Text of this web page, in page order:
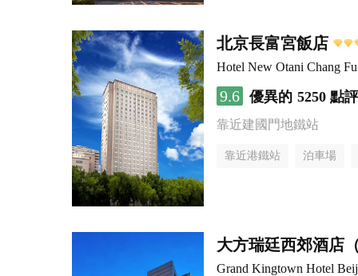
北京長富宮飯店
Hotel New Otani Chang
9.6 優異的 5250 點評
靠近建國門地鐵站
靠近港鐵站 泊車場
大方瑞廷西郊酒店
Grand Kingtown Hotel